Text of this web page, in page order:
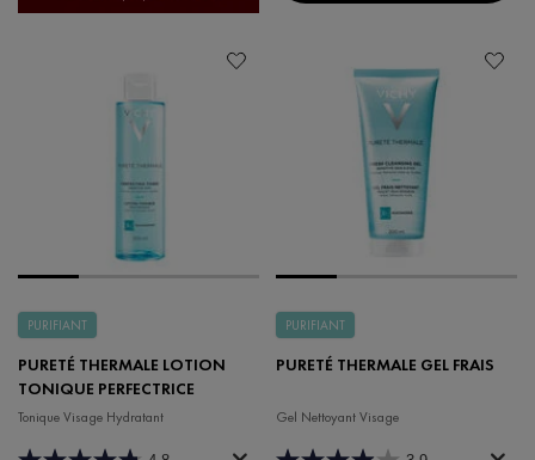
PURIFIANT
PURETÉ THERMALE LOTION
TONIQUE PERFECTRICE
Tonique Visage Hydratant
PURIFIANT
PURETÉ THERMALE GEL FRAIS
Gel Nettoyant Visage